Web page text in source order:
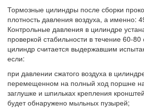
Тормозные цилиндры после сборки
плотность давления воздуха, а именно:
Контрольные давления в цилиндре
проверкой стабильности в течение 60-
цилиндр считается выдержавшим
если:
при давлении сжатого воздуха в
перемещенном на полный ход поршне
заглушке и шпильках крепления
будет обнаружено мыльных пузырей;